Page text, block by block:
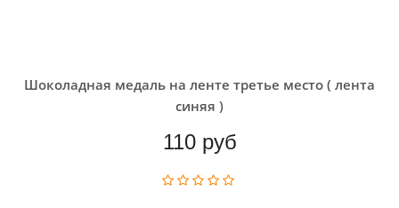
Шоколадная медаль на ленте третье место ( лента
синяя )
110 руб